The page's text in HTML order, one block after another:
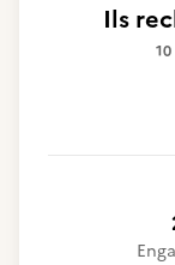
Ils
10